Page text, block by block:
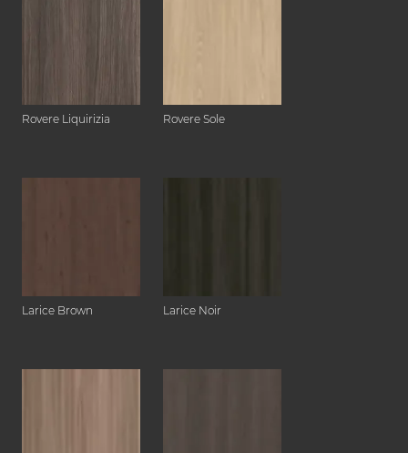
Rovere Liquirizia Rovere Sole
Larice Brown Larice Noir